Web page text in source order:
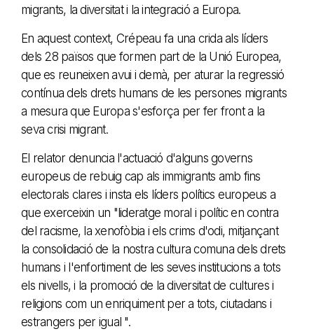
migrants, la diversitat i la integracióa Europa.
En aquest context, Crépeau fa una crida als líders
dels 28 països que formen part de la Unió Europea,
que es reuneixen avui i demà, per aturar la regressió
contínua dels drets humans de les persones migrants
a mesura que Europa s'esforça per fer front a la
seva crisi migrant.
El relator denuncia l'actuació d'alguns governs
europeus de rebuig cap als immigrants amb fins
electorals clares i insta els líders polítics europeus a
que exerceixin un "lideratge moral i polític en contra
del racisme, la xenofòbia i els crims d'odi, mitjançant
la consolidació de la nostra cultura comuna dels drets
humans i l'enfortiment de les seves institucions a tots
els nivells, i la promoció de la diversitat de cultures i
religions com un enriquiment per a tots, ciutadans i
estrangers per igual ".